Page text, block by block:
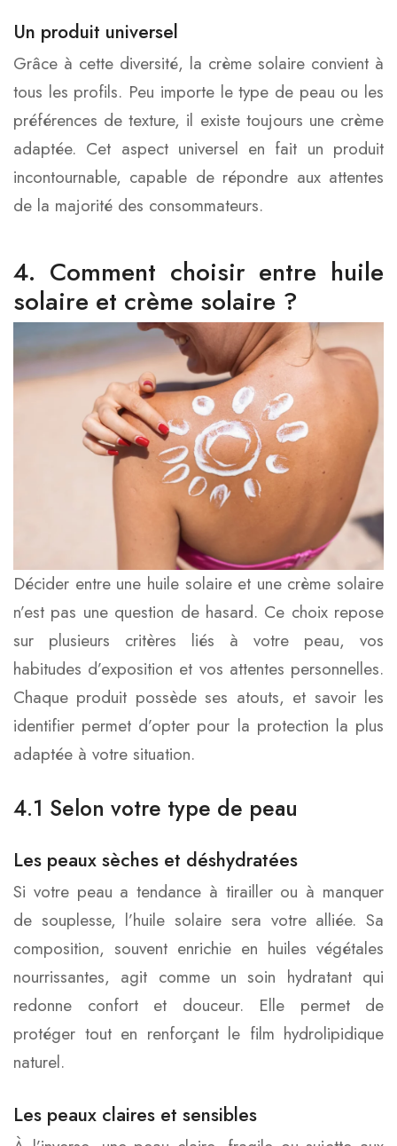
Un produit universel
Grâce à cette diversité, la crème solaire convient à
tous les profils. Peu importe le type de peau ou les
préférences de texture, il existe toujours une crème
adaptée. Cet aspect universel en fait un produit
incontournable, capable de répondre aux attentes
de la majorité des consommateurs.
4. Comment choisir entre huile
solaire et crème solaire ?
Décider entre une huile solaire et une crème solaire
n’est pas une question de hasard. Ce choix repose
sur plusieurs critères liés à votre peau, vos
habitudes d’exposition et vos attentes personnelles.
Chaque produit possède ses atouts, et savoir les
identifier permet d’opter pour la protection la plus
adaptée à votre situation.
4.1 Selon votre type de peau
Les peaux sèches et déshydratées
Si votre peau a tendance à tirailler ou à manquer
de souplesse, l’huile solaire sera votre alliée. Sa
composition, souvent enrichie en huiles végétales
nourrissantes, agit comme un soin hydratant qui
redonne confort et douceur. Elle permet de
protéger tout en renforçant le film hydrolipidique
naturel.
Les peaux claires et sensibles